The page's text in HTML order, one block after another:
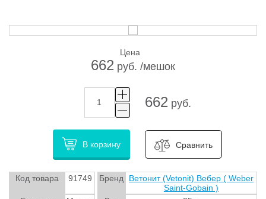
Цена
662 руб. /мешок
662руб.
В корзину Сравнить
Код товара 91749 Бренд
Ветонит (Vetonit) Вебер ( Weber
Saint-Gobain )